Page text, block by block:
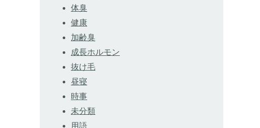
体臭
健康
加齢臭
成長ホルモン
抜け毛
昼寝
時事
未分類
用語